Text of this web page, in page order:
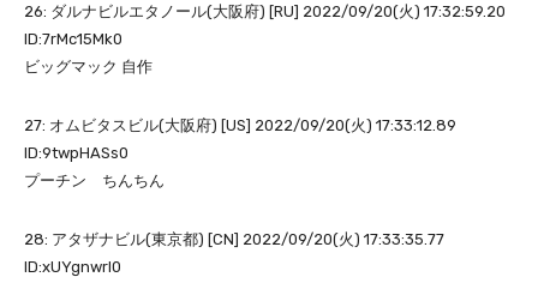
26: ダルナビルエタノール(大阪府) [RU] 2022/09/20(火) 17:32:59.20
ID:7rMc15Mk0
ビッグマック 自作
27: オムビタスビル(大阪府) [US] 2022/09/20(火) 17:33:12.89
ID:9twpHASs0
プーチン ちんちん
28: アタザナビル(東京都) [CN] 2022/09/20(火) 17:33:35.77
ID:xUYgnwrl0